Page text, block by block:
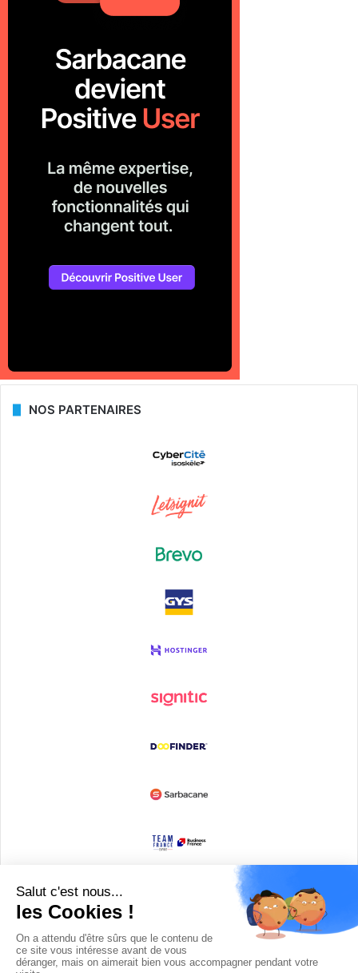
NOS PARTENAIRES
Devenir partenaire